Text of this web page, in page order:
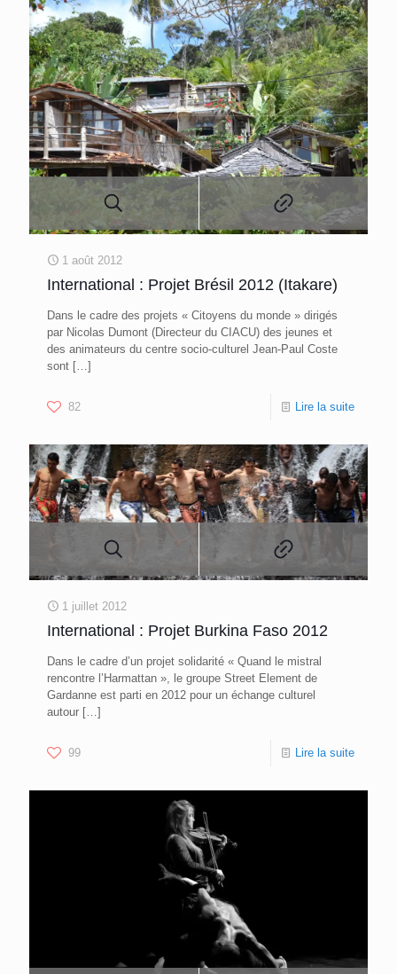
1 août 2012
International : Projet Brésil 2012 (Itakare)
Dans le cadre des projets « Citoyens du monde » dirigés
par Nicolas Dumont (Directeur du CIACU) des jeunes et
des animateurs du centre socio-culturel Jean-Paul Coste
sont […]
82 Lire la suite
1 juillet 2012
International : Projet Burkina Faso 2012
Dans le cadre d’un projet solidarité « Quand le mistral
rencontre l’Harmattan », le groupe Street Element de
Gardanne est parti en 2012 pour un échange culturel
autour […]
99 Lire la suite